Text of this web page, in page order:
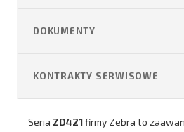
DOKUMENTY
KONTRAKTY SERWISOWE
Seria ZD421firmy Zebra to